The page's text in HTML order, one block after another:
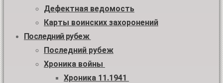
Дефектная ведомость
Карты воинских захоронений
Последний рубеж
Последний рубеж
Хроника войны
Хроника 11.1941